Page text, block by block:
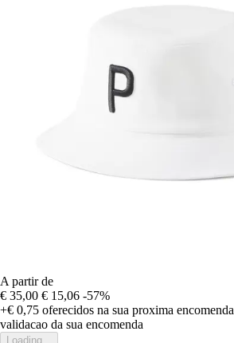
A partir de
€ 35,00 € 15,06 -57%
+€ 0,75 oferecidos na sua proxima encomenda
validacao da sua encomenda
Loading...